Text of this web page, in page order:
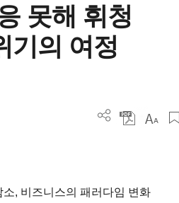
못해 휘청
기의 여정
, 비즈니스의 패러다임 변화